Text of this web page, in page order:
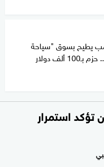
يطيح بسوق "سياحة
ألف دولار
تؤكد استمرار